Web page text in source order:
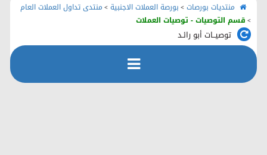
منتديات بورصات > بورصة العملات الاجنبية > منتدى تداول العملات العام
> قسم التوصيات - توصيات العملات
توصيــات أبو رائـد